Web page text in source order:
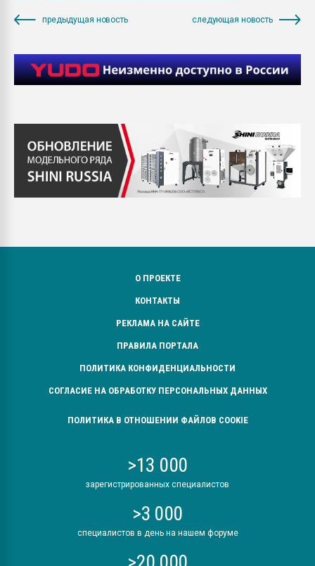
предыдущая новость следующая новость
О ПРОЕКТЕ
КОНТАКТЫ
РЕКЛАМА НА САЙТЕ
ПРАВИЛА ПОРТАЛА
ПОЛИТИКА КОНФИДЕНЦИАЛЬНОСТИ
СОГЛАСИЕ НА ОБРАБОТКУ ПЕРСОНАЛЬНЫХ ДАННЫХ
ПОЛИТИКА В ОТНОШЕНИИ ФАЙЛОВ COOKIE
>13 000
зарегистрированных специалистов
>3 000
специалистов в день на нашем форуме